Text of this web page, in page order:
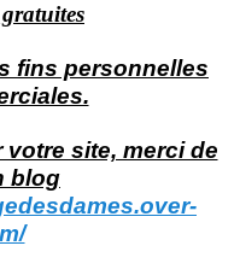
fins personnelles
site, merci de
blog